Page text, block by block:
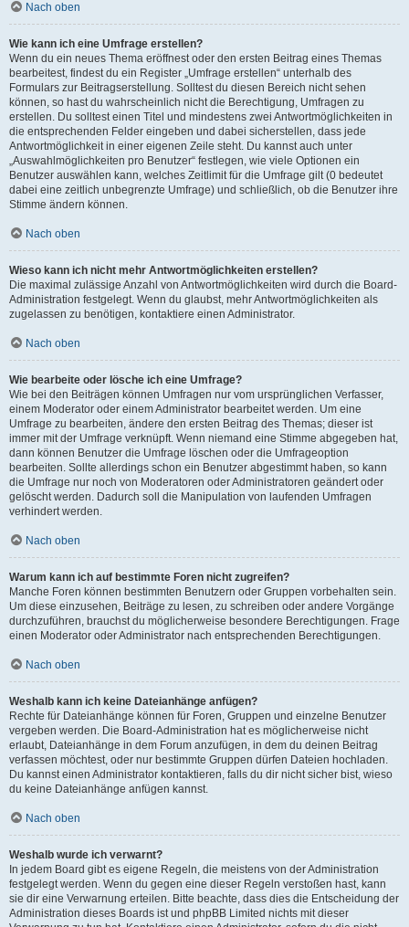
Nach oben
Wie kann ich eine Umfrage erstellen?
Wenn du ein neues Thema eröffnest oder den ersten Beitrag eines Themas
bearbeitest, findest du ein Register „Umfrage erstellen“ unterhalb des
Formulars zur Beitragserstellung. Solltest du diesen Bereich nicht sehen
können, so hast du wahrscheinlich nicht die Berechtigung, Umfragen zu
erstellen. Du solltest einen Titel und mindestens zwei Antwortmöglichkeiten in
die entsprechenden Felder eingeben und dabei sicherstellen, dass jede
Antwortmöglichkeit in einer eigenen Zeile steht. Du kannst auch unter
„Auswahlmöglichkeiten pro Benutzer“ festlegen, wie viele Optionen ein
Benutzer auswählen kann, welches Zeitlimit für die Umfrage gilt (0 bedeutet
dabei eine zeitlich unbegrenzte Umfrage) und schließlich, ob die Benutzer ihre
Stimme ändern können.
Nach oben
Wieso kann ich nicht mehr Antwortmöglichkeiten erstellen?
Die maximal zulässige Anzahl von Antwortmöglichkeiten wird durch die Board-
Administration festgelegt. Wenn du glaubst, mehr Antwortmöglichkeiten als
zugelassen zu benötigen, kontaktiere einen Administrator.
Nach oben
Wie bearbeite oder lösche ich eine Umfrage?
Wie bei den Beiträgen können Umfragen nur vom ursprünglichen Verfasser,
einem Moderator oder einem Administrator bearbeitet werden. Um eine
Umfrage zu bearbeiten, ändere den ersten Beitrag des Themas; dieser ist
immer mit der Umfrage verknüpft. Wenn niemand eine Stimme abgegeben hat,
dann können Benutzer die Umfrage löschen oder die Umfrageoption
bearbeiten. Sollte allerdings schon ein Benutzer abgestimmt haben, so kann
die Umfrage nur noch von Moderatoren oder Administratoren geändert oder
gelöscht werden. Dadurch soll die Manipulation von laufenden Umfragen
verhindert werden.
Nach oben
Warum kann ich auf bestimmte Foren nicht zugreifen?
Manche Foren können bestimmten Benutzern oder Gruppen vorbehalten sein.
Um diese einzusehen, Beiträge zu lesen, zu schreiben oder andere Vorgänge
durchzuführen, brauchst du möglicherweise besondere Berechtigungen. Frage
einen Moderator oder Administrator nach entsprechenden Berechtigungen.
Nach oben
Weshalb kann ich keine Dateianhänge anfügen?
Rechte für Dateianhänge können für Foren, Gruppen und einzelne Benutzer
vergeben werden. Die Board-Administration hat es möglicherweise nicht
erlaubt, Dateianhänge in dem Forum anzufügen, in dem du deinen Beitrag
verfassen möchtest, oder nur bestimmte Gruppen dürfen Dateien hochladen.
Du kannst einen Administrator kontaktieren, falls du dir nicht sicher bist, wieso
du keine Dateianhänge anfügen kannst.
Nach oben
Weshalb wurde ich verwarnt?
In jedem Board gibt es eigene Regeln, die meistens von der Administration
festgelegt werden. Wenn du gegen eine dieser Regeln verstoßen hast, kann
sie dir eine Verwarnung erteilen. Bitte beachte, dass dies die Entscheidung der
Administration dieses Boards ist und phpBB Limited nichts mit dieser